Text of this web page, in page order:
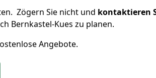
Zögern Sie nicht und kontaktieren
Bernkastel-Kues zu planen.
Angebote.